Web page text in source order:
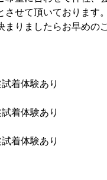
せて頂いております。
りましたらお早めの
試着体験あり
着体験あり
着体験あり